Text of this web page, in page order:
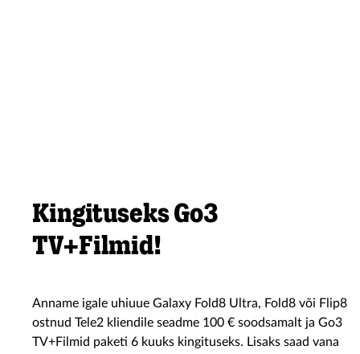
Kingituseks Go3
TV+Filmid!
Anname igale uhiuue Galaxy Fold8 Ultra, Fold8 või Flip8
ostnud Tele2 kliendile seadme 100 € soodsamalt ja Go3
TV+Filmid paketi 6 kuuks kingituseks. Lisaks saad vana